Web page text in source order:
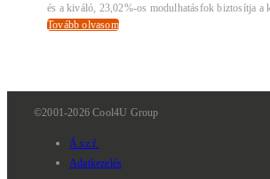
és a kiváló, 23,02%-os modulhatásfok biztosítja a
Tovább olvasom
©2001-2026 Cool4U Group
Á.sz.f.
Adatkezelés